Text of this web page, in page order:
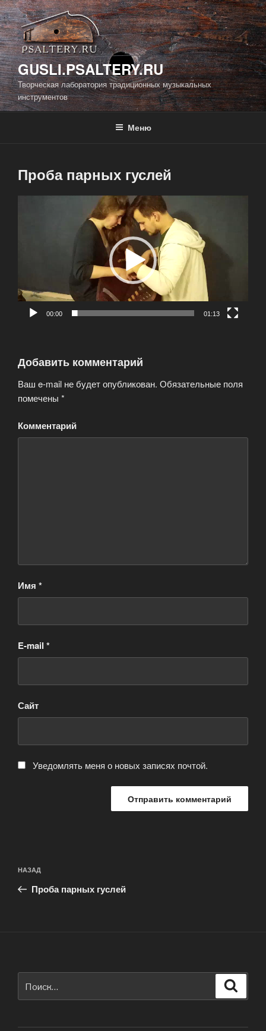
Перейти
к
содержимому
GUSLI.PSALTERY.RU
Творческая лаборатория традиционных музыкальных
инструментов
Меню
Проба парных гуслей
00:00 01:13
Добавить комментарий
Ваш e-mail не будет опубликован. Обязательные поля
помечены *
Комментарий
Имя *
E-mail *
Сайт
Уведомлять меня о новых записях почтой.
по
записям
Предыдущая
запись:
НАЗАД
Проба парных гуслей